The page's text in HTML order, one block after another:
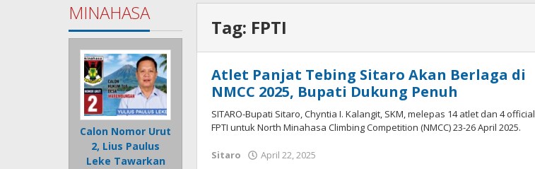
MINAHASA
Calon Nomor Urut
2, Lius Paulus
Leke Tawarkan
Tag: FPTI
Atlet Panjat Tebing Sitaro Akan Berlaga di
NMCC 2025, Bupati Dukung Penuh
SITARO-Bupati Sitaro, Chyntia I. Kalangit, SKM, melepas 14 atlet dan 4 official
FPTI untuk North Minahasa Climbing Competition (NMCC) 23-26 April 2025.
Sitaro April 22, 2025